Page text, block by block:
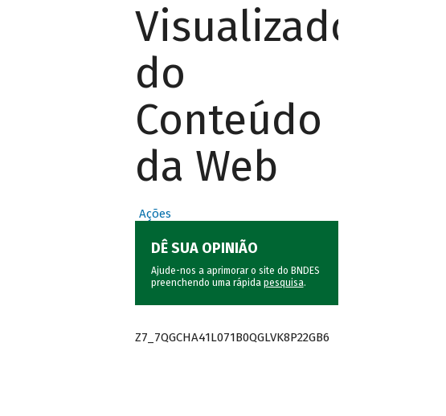
Visualizador
do
Conteúdo
da Web
Ações
DÊ SUA OPINIÃO
Ajude-nos a aprimorar o site do BNDES
preenchendo uma rápida pesquisa.
Z7_7QGCHA41L071B0QGLVK8P22GB6